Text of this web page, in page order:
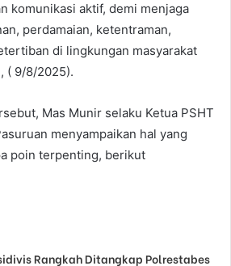
komunikasi aktif, demi menjaga
perdamaian, ketentraman,
di lingkungan masyarakat
( 9/8/2025).
Mas Munir selaku Ketua PSHT
menyampaikan hal yang
poin terpenting, berikut
Rangkah Ditangkap Polrestabes